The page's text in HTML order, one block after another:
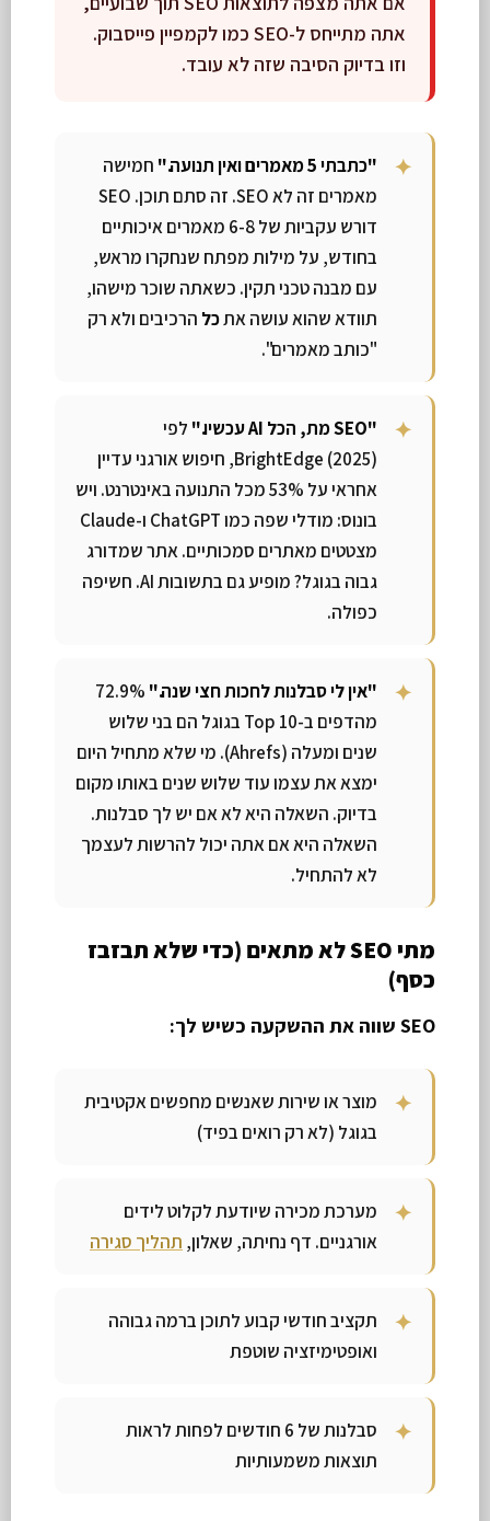
אתה מתייחס ל-SEO כמו לקמפיין פייסבוק.
וזו בדיוק הסיבה שזה לא עובד.
"כתבתי 5 מאמרים ואין תנועה."
חמישה
מאמרים זה לא SEO. זה סתם תוכן. SEO
דורש עקביות של 6-8 מאמרים איכותיים
בחודש, על מילות מפתח שנחקרו מראש,
עם מבנה טכני תקין. כשאתה שוכר מישהו,
תוודא שהוא עושה אתכל הרכיבים ולא רק
"כותב מאמרים".
"SEO מת, הכל AI עכשיו."
לפי
BrightEdge (2025), חיפוש אורגני עדיין
אחראי על 53% מכל התנועה באינטרנט. ויש
בונוס: מודלי שפה כמו ChatGPT ו-Claude
מצטטים מאתרים סמכותיים. אתר שמדורג
גבוה בגוגל? מופיע גם בתשובות AI. חשיפה
כפולה.
"אין לי סבלנות לחכות חצי שנה." 72.9%
מהדפים ב-Top 10 בגוגל הם בני שלוש
שנים ומעלה (Ahrefs). מי שלא מתחיל היום
ימצא את עצמו עוד שלוש שנים באותו מקום
בדיוק. השאלה היא לא אם יש לך סבלנות.
השאלה היא אם אתה יכול להרשות לעצמך
לא להתחיל.
מתי SEO לא מתאים (כדי שלא תבזבז
כסף)
SEO שווה את ההשקעה כשיש לך:
מוצר או שירות שאנשים מחפשים אקטיבית
בגוגל (לא רק רואים בפיד)
מערכת מכירה שיודעת לקלוט לידים
אורגניים. דף נחיתה, שאלון, תהליך סגירה
תקציב חודשי קבוע לתוכן ברמה גבוהה
ואופטימיזציה שוטפת
סבלנות של 6 חודשים לפחות לראות
תוצאות משמעותיות